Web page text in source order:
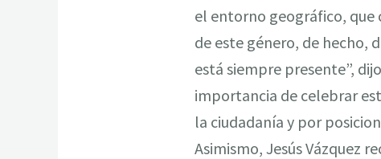
el entorno geográfico, que
de este género, de hecho,
está siempre presente”,
importancia de celebrar
la ciudadanía y por
Asimismo, Jesús Vázquez